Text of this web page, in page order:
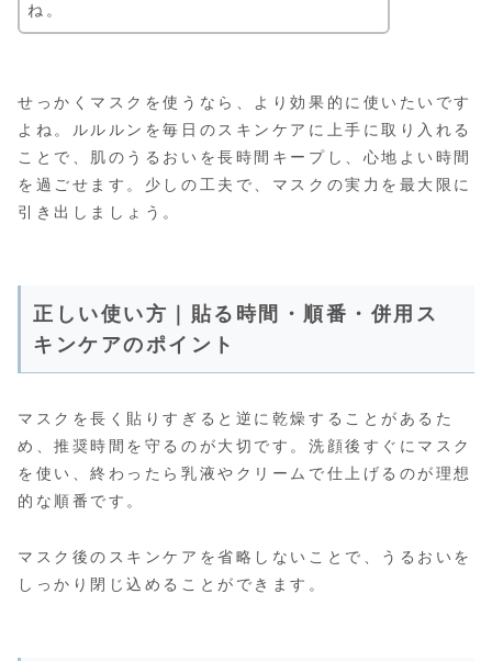
ね。
せっかくマスクを使うなら、より効果的に使いたいです
よね。ルルルンを毎日のスキンケアに上手に取り入れる
ことで、肌のうるおいを長時間キープし、心地よい時間
を過ごせます。少しの工夫で、マスクの実力を最大限に
引き出しましょう。
正しい使い方｜貼る時間・順番・併用ス
キンケアのポイント
マスクを長く貼りすぎると逆に乾燥することがあるた
め、推奨時間を守るのが大切です。洗顔後すぐにマスク
を使い、終わったら乳液やクリームで仕上げるのが理想
的な順番です。
マスク後のスキンケアを省略しないことで、うるおいを
しっかり閉じ込めることができます。